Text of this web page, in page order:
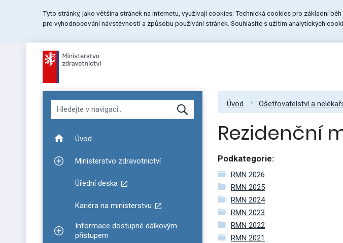
Tyto stránky, jako většina stránek na internetu, využívají cookies: Technická cookies pro základní
pro vyhodnocování návstěvnosti a způsobu používání stránek. Souhlasíte s užitím analytických
Hledat v navigaci
Úvod
Zobrazit podmenu pro Ministerstvo zdravotnictví
Ministerstvo zdravotnictví
Úřední deska
Kariéra na ministerstvu
Zobrazit podmenu pro Informace dostupné dálkovým přístupem
Informace dostupné dálkovým
přístupem
Úvod Ošetřovatelství a
Rezidenční
Podkategorie:
RMN 2026
RMN 2025
RMN 2024
RMN 2023
RMN 2022
RMN 2021